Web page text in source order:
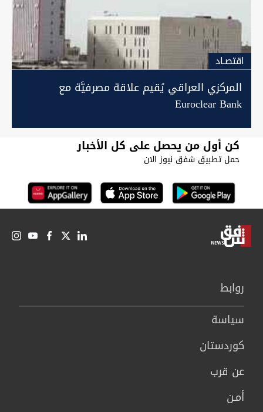
اقتصـاد
المركزي العراقي يُقيم علاقة مصرفيَّة مع
Euroclear Bank
كن أول من يحصل على كل الأخبار
حمل تطبيق شفق نيوز الان
روابط
سیاسة
كوردستان
عن قرب
أمـن